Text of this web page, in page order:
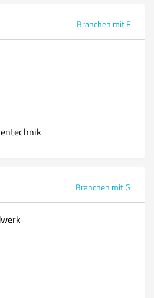
Branchen mit F
Branchen mit G